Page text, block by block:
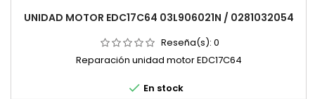
UNIDAD MOTOR EDC17C64 03L906021N / 0281032054
Reseña(s): 0
Reparación unidad motor EDC17C64
 En stock